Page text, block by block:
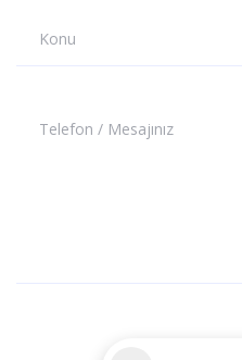
Konu
Telefon / Mesajınız